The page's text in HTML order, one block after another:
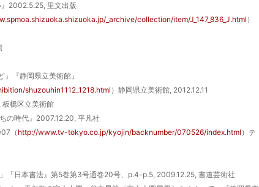
2002.5.25, 里文出版
_archive/collection/item/J_147_836_J.html）
『静岡県立美術館』
shuzouhin1112_1218.html ）静岡県立美術館, 2012.12.11
橋区立美術館
の時代』2007.12.20, 平凡社
（ http://www.tv-tokyo.co.jp/kyojin/backnumber/070526/index.html ）テ
『日本書法』第5巻第3号通巻20号、p.4-p.5, 2009.12.25, 書道芸術社